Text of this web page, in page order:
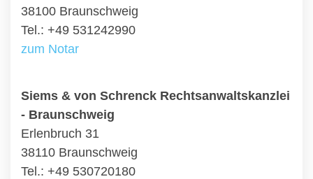
38100 Braunschweig
Tel.: +49 531242990
zum Notar
Siems & von Schrenck Rechtsanwaltskanzlei
- Braunschweig
Erlenbruch 31
38110 Braunschweig
Tel.: +49 530720180